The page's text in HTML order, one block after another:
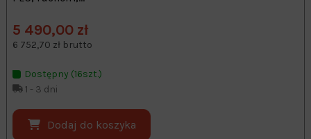
5 490,00 zł
6 752,70 zł brutto
Dostępny (16szt.)
1 - 3 dni
Dodaj do koszyka